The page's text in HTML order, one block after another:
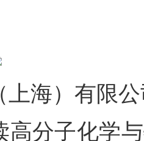
上海）有限
高分子化学